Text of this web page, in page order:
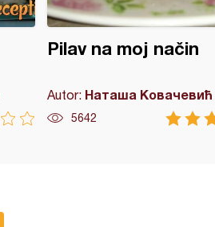
Pilav na moj način
Autor: Наташа Ковачевић
5642